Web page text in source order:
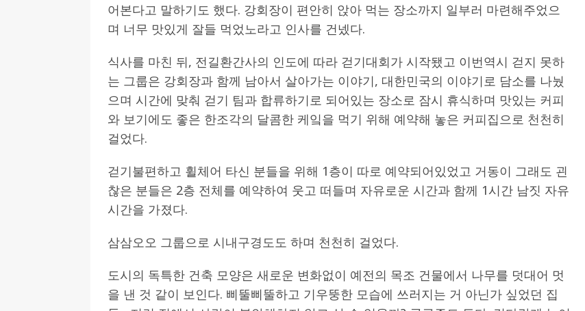
어본다고 말하기도 했다. 강회장이 편안히 앉아 먹는 장소까지 일부러 마련해주었으
며 너무 맛있게 잘들 먹었노라고 인사를 건넸다.
식사를 마친 뒤, 전길환간사의 인도에 따라 걷기대회가 시작됐고 이번역시 걷지 못하
는 그룹은 강회장과 함께 남아서 살아가는 이야기, 대한민국의 이야기로 담소를 나눴
으며 시간에 맞춰 걷기 팀과 합류하기로 되어있는 장소로 잠시 휴식하며 맛있는 커피
와 보기에도 좋은 한조각의 달콤한 케잌을 먹기 위해 예약해 놓은 커피집으로 천천히
걸었다.
걷기불편하고 휠체어 타신 분들을 위해 1층이 따로 예약되어있었고 거동이 그래도 괸
찮은 분들은 2층 전체를 예약하여 웃고 떠들며 자유로운 시간과 함께 1시간 남짓 자유
시간을 가졌다.
삼삼오오 그룹으로 시내구경도도 하며 천천히 걸었다.
도시의 독특한 건축 모양은 새로운 변화없이 예전의 목조 건물에서 나무를 덧대어 멋
을 낸 것 같이 보인다. 삐뚤삐뚤하고 기우뚱한 모습에 쓰러지는 거 아닌가 싶었던 집